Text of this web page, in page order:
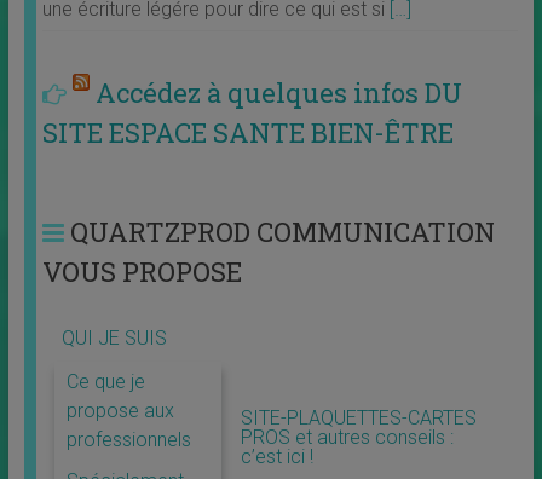
une écriture légére pour dire ce qui est si […]
Accédez à quelques infos DU
SITE ESPACE SANTE BIEN-ÊTRE
QUARTZPROD COMMUNICATION
VOUS PROPOSE
QUI JE SUIS
Ce que je
propose aux
professionnels
SITE-PLAQUETTES-CARTES
PROS et autres conseils :
c’est ici !